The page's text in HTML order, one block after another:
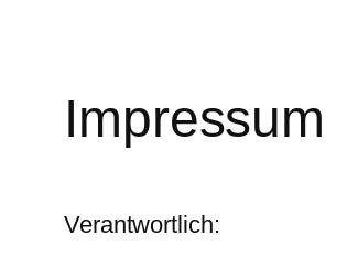
Impressum
Verantwortlich: